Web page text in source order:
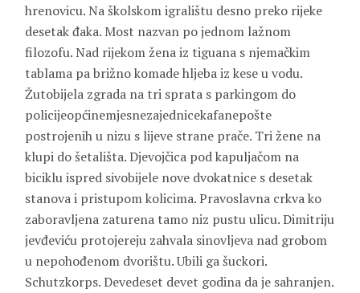
hrenovicu. Na školskom igralištu desno preko rijeke
desetak đaka. Most nazvan po jednom lažnom
filozofu. Nad rijekom žena iz tiguana s njemačkim
tablama pa brižno komade hljeba iz kese u vodu.
Žutobijela zgrada na tri sprata s parkingom do
policijeopćinemjesnezajednicekafanepošte
postrojenih u nizu s lijeve strane prače. Tri žene na
klupi do šetališta. Djevojčica pod kapuljačom na
biciklu ispred sivobijele nove dvokatnice s desetak
stanova i pristupom kolicima. Pravoslavna crkva ko
zaboravljena zaturena tamo niz pustu ulicu. Dimitriju
jevđeviću protojereju zahvala sinovljeva nad grobom
u nepohođenom dvorištu. Ubili ga šuckori.
Schutzkorps. Devedeset devet godina da je sahranjen.